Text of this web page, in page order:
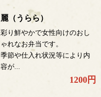
麗（うらら）
彩り鮮やかで女性向けのおし
ゃれなお弁当です。
季節や仕入れ状況等により内
容が...
1200円